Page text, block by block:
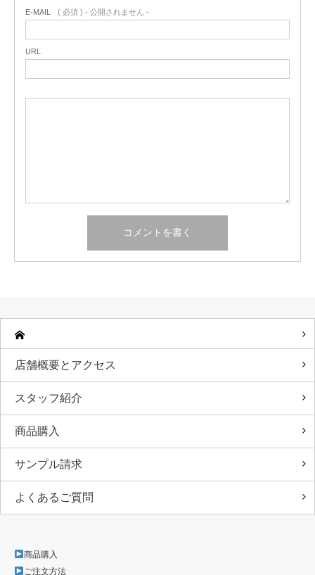
E-MAIL ( 必須 ) - 公開されません -
URL
店舗概要とアクセス
スタッフ紹介
商品購入
サンプル請求
よくあるご質問
商品購入
ご注文方法